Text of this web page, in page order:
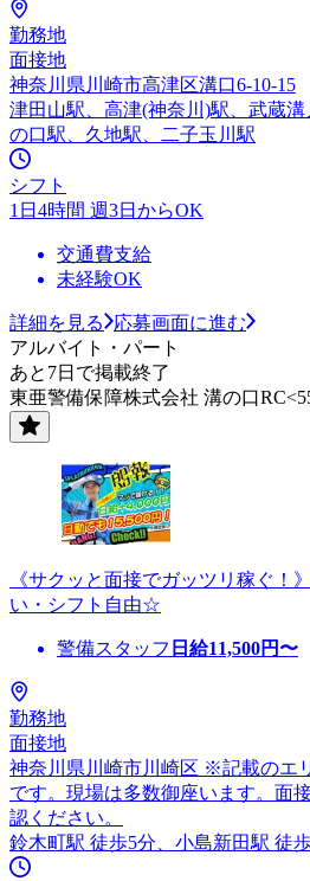
勤務地
面接地
神奈川県川崎市高津区溝口6-10-15
津田山駅、高津(神奈川)駅、武蔵
の口駅、久地駅、二子玉川駅
シフト
1日4時間 週3日からOK
交通費支給
未経験OK
詳細を見る
応募画面に進む
アルバイト・パート
あと7日で掲載終了
東亜警備保障株式会社 溝の口
《サクッと面接でガッツリ稼ぐ！
い・シフト自由☆
警備スタッフ 日給11,500円〜
勤務地
面接地
神奈川県川崎市川崎区 ※記載のエ
です。現場は多数御座います。面
認ください。
鈴木町駅 徒歩5分、小島新田駅 徒